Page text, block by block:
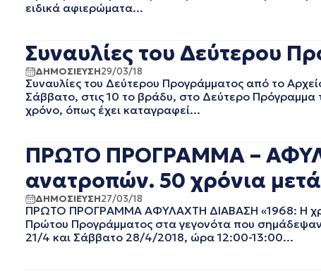
ΜΑΙΟΣ 2023
ΜΑΡΤΙΟΣ 2023
ΦΕΒΡΟΥΑΡΙΟΣ 2023
ΙΑΝΟΥΑΡΙΟΣ 2023
ΔΕΚΕΜΒΡΙΟΣ 2022
ΝΟΕΜΒΡΙΟΣ 2022
ΑΥΓΟΥΣΤΟΣ 2022
ΙΟΥΛΙΟΣ 2022
ΙΟΥΝΙΟΣ 2022
ΜΑΙΟΣ 2022
ΑΠΡΙΛΙΟΣ 2022
ΜΑΡΤΙΟΣ 2022
ΙΑΝΟΥΑΡΙΟΣ 2022
ειδικά αφιερώματα...
Συναυλίες του Δεύτερου
ΔΗΜΟΣΙΕΥΣΗ29/03/18
Συναυλίες του Δεύτερου Προγράμματος από το
Σάββατο, στις 10 το βράδυ, στο Δεύτερο Πρόγραμμα
χρόνο, όπως έχει καταγραφεί...
ΠΡΩΤΟ ΠΡΟΓΡΑΜΜΑ –
ανατροπών. 50 χρόνια
ΔΗΜΟΣΙΕΥΣΗ27/03/18
ΠΡΩΤΟ ΠΡΟΓΡΑΜΜΑ ΑΦΥΛΑΧΤΗ ΔΙΑΒΑΣΗ «1968: Η
Πρώτου Προγράμματος στα γεγονότα που
21/4 και Σάββατο 28/4/2018, ώρα 12:00-13:00...